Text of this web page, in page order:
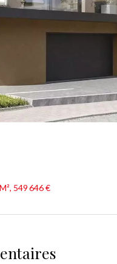
549 646 €